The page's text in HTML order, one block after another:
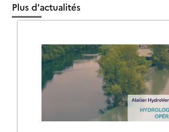
Plus d'actualités